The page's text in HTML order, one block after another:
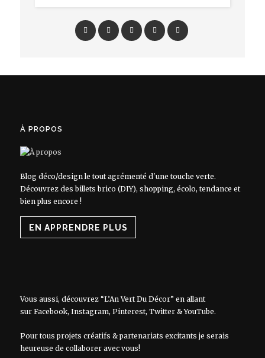
À PROPOS
Blog déco/design le tout agrémenté d'une touche verte.
Découvrez des billets brico (DIY), shopping, écolo, tendance et
bien plus encore !
EN APPRENDRE PLUS
Vous aussi, découvrez “L’An Vert Du Décor” en allant
sur Facebook, Instagram, Pinterest, Twitter&YouTube.
Pour tous projets créatifs & partenariats excitants je serais
heureuse de collaborer avec vous!